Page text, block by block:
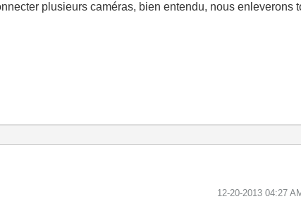
plusieurs caméras, bien entendu, nous enleverons
‎12-20-2013 04:27